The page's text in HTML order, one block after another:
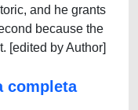
and he grants
because the
[edited by Author]
completa